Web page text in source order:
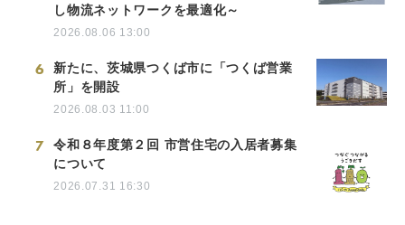
し物流ネットワークを最適化～
2026.08.06 13:00
6
新たに、茨城県つくば市に「つくば営業
所」を開設
2026.08.03 11:00
7
令和８年度第２回 市営住宅の入居者募集
について
2026.07.31 16:30